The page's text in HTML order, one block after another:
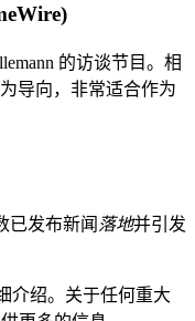
的访谈节目。相
导向，非常适合作为
已发布新闻 落地并引发
介绍。关于任何重大